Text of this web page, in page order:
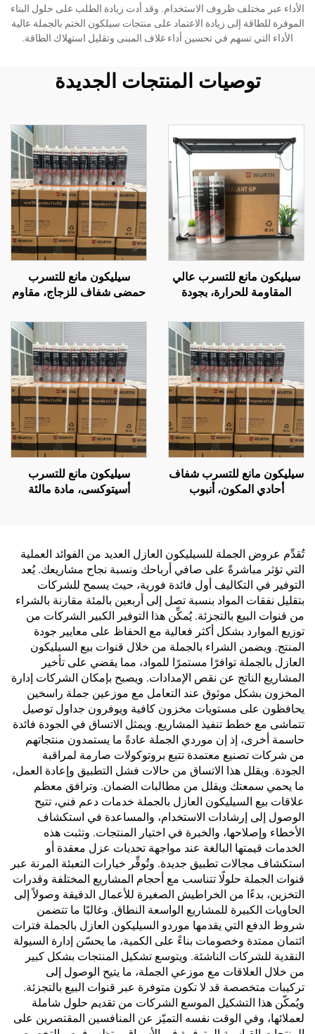
الأداء عبر مختلف ظروف الاستخدام. وقد أدت زيادة الطلب على حلول البناء
الموفرة للطاقة إلى زيادة الاعتماد على منتجات سيلكون الختم بالجملة عالية
الأداء التي تسهم في تحسين أداء غلاف المبنى وتقليل استهلاك الطاقة.
توصيات المنتجات الجديدة
سيليكون مانع للتسرب عالي
المقاومة للحرارة، بجودة
ومقاوم للماء، أبيض نقي
سيليكون مانع للتسرب
حمضى شفاف للزجاج، مقاوم
متسربة لخزانات الأسماك
والأحواض الزجاجية
سيليكون مانع للتسرب شفاف
أحادي المكون، أنبوب
سيليكون مانع للتسرب
أسيتوكسى، مادة مالئة
حسب الطلب (OEM)
تُقدِّم عروض الجملة للسيليكون العازل العديد من الفوائد العملية
التي تؤثر مباشرةً على صافي أرباحك ونسبة نجاح مشاريعك. يُعد
التوفير في التكاليف أول فائدة فورية، حيث يسمح للشركات
بتقليل نفقات المواد بنسبة تصل إلى أربعين بالمئة مقارنة بالشراء
من قنوات البيع بالتجزئة. يُمكِّن هذا التوفير الكبير الشركات من
توزيع الموارد بشكل أكثر فعالية مع الحفاظ على معايير جودة
المنتج. ويضمن الشراء بالجملة من خلال قنوات بيع السيليكون
العازل بالجملة توافرًا مستمرًا للمواد، مما يقضي على تأخير
المشاريع الناتج عن نقص الإمدادات. ويصبح بإمكان الشركات إدارة
المخزون بشكل موثوق عند التعامل مع موزعين جملة راسخين
يحافظون على مستويات مخزون كافية ويوفرون جداول توصيل
تتماشى مع خطط تنفيذ المشاريع. ويمثل الاتساق في الجودة فائدة
حاسمة أخرى، إذ إن موردي الجملة عادةً ما يستمدون منتجاتهم
من شركات تصنيع معتمدة تتبع بروتوكولات صارمة لمراقبة
الجودة. ويقلل هذا الاتساق من حالات فشل التطبيق وإعادة العمل،
ما يحمي سمعتك ويقلل من مطالبات الضمان. وترافق معظم
علاقات بيع السيليكون العازل بالجملة خدمات دعم فني، تتيح
الوصول إلى إرشادات الاستخدام، والمساعدة في استكشاف
الأخطاء وإصلاحها، والخبرة في اختيار المنتجات. وتثبت هذه
الخدمات قيمتها البالغة عند مواجهة تحديات عزل معقدة أو
استكشاف مجالات تطبيق جديدة. وتُوفِّر خيارات التعبئة المرنة عبر
قنوات الجملة حلولًا تتناسب مع أحجام المشاريع المختلفة وقدرات
التخزين، بدءًا من الخراطيش الصغيرة للأعمال الدقيقة وصولاً إلى
الحاويات الكبيرة للمشاريع الواسعة النطاق. وغالبًا ما تتضمن
شروط الدفع التي يقدمها موردو السيليكون العازل بالجملة فترات
ائتمان ممتدة وخصومات بناءً على الكمية، ما يحسّن إدارة السيولة
النقدية للشركات الناشئة. ويتوسع تشكيل المنتجات بشكل كبير
من خلال العلاقات مع موزعي الجملة، ما يتيح الوصول إلى
تركيبات متخصصة قد لا تكون متوفرة عبر قنوات البيع بالتجزئة.
ويُمكّن هذا التشكيل الموسع الشركات من تقديم حلول شاملة
لعملائها، وفي الوقت نفسه التميّز عن المنافسين المقتصرين على